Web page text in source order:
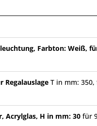
Farbton: Weiß,
Regalauslage T in mm: 350,
Acrylglas, H in mm: 30 für